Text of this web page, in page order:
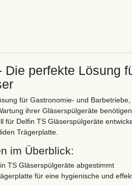
Die perfekte Lösung
für Gastronomie- und Barbetriebe,
ihrer Gläserspülgeräte
für Delfin TS Gläserspülgeräte
Trägerplatte.
im Überblick:
TS Gläserspülgeräte abgestimmt
für eine hygienische und